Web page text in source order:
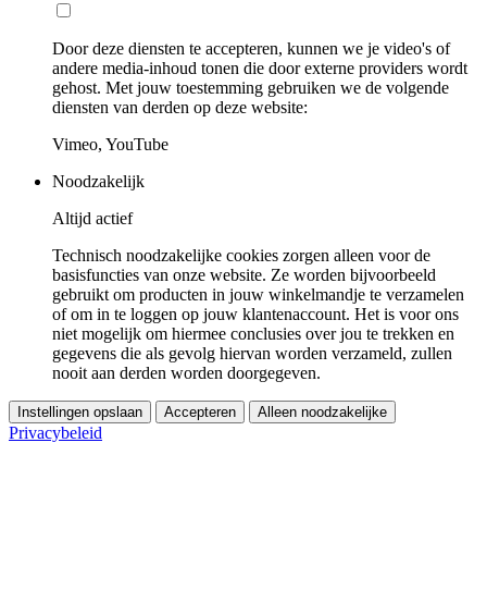
Door deze diensten te accepteren, kunnen we je video's of
andere media-inhoud tonen die door externe providers wordt
gehost. Met jouw toestemming gebruiken we de volgende
diensten van derden op deze website:
Vimeo, YouTube
Noodzakelijk
Altijd actief
Technisch noodzakelijke cookies zorgen alleen voor de
basisfuncties van onze website. Ze worden bijvoorbeeld
gebruikt om producten in jouw winkelmandje te verzamelen
of om in te loggen op jouw klantenaccount. Het is voor ons
niet mogelijk om hiermee conclusies over jou te trekken en
gegevens die als gevolg hiervan worden verzameld, zullen
nooit aan derden worden doorgegeven.
Instellingen opslaan Accepteren Alleen noodzakelijke
Privacybeleid